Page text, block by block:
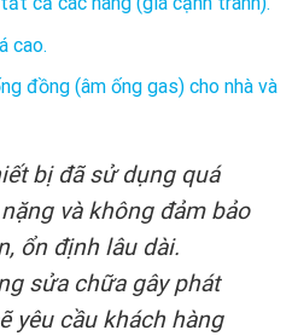
cao.
đồng (âm ống gas) cho nhà và
bị đã sử dụng quá
và không đảm bảo
ổn định lâu dài.
sửa chữa gây phát
yêu cầu khách hàng